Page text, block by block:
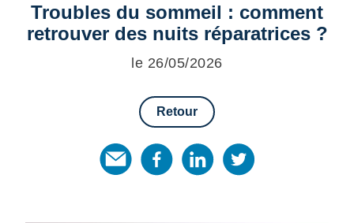
Troubles du sommeil : comment
retrouver des nuits réparatrices ?
le 26/05/2026
Retour